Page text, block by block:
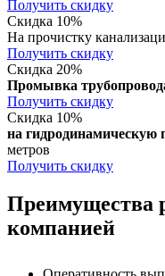
Получить скидку
Скидка 10%
На прочистку
Получить скидку
Скидка 20%
Промывка
Получить скидку
Скидка 10%
на гидродинамическую
метров
Получить скидку
Преимущества
компанией